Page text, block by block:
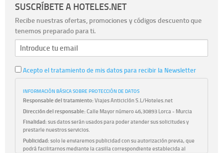
SUSCRÍBETE A HOTELES.NET
Recibe nuestras ofertas, promociones y códigos descuento que
tenemos preparado para ti.
Acepto el tratamiento de mis datos para recibir la Newsletter
INFORMACIÓN BÁSICA SOBRE PROTECCIÓN DE DATOS
Responsable del tratamiento:Viajes Anticiclón S.L/Hoteles.net
Dirección del responsable:Calle Mayor número 46,30893 Lorca - Murcia
Finalidad:sus datos serán usados para poder atender sus solicitudes y
prestarle nuestros servicios.
Publicidad:solo le enviaremos publicidad con su autorización previa, que
podrá facilitarnos mediante la casilla correspondiente establecida al